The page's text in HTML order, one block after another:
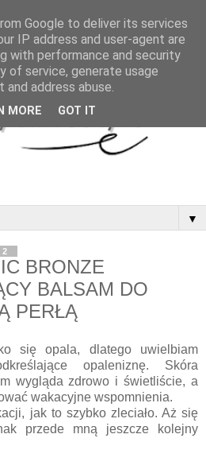
▼
BRONZE
BALSAM DO
PERŁĄ
się opala, dlatego uwielbiam
opaleniznę. Skóra
wygląda zdrowo i świetliście, a
wakacyjne wspomnienia.
jak to szybko zleciało. Aż się
przede mną jeszcze kolejny
Google to deliver its services
IP address and user-agent are
with performance and security
of service, generate usage
address abuse.
MORE GOT IT